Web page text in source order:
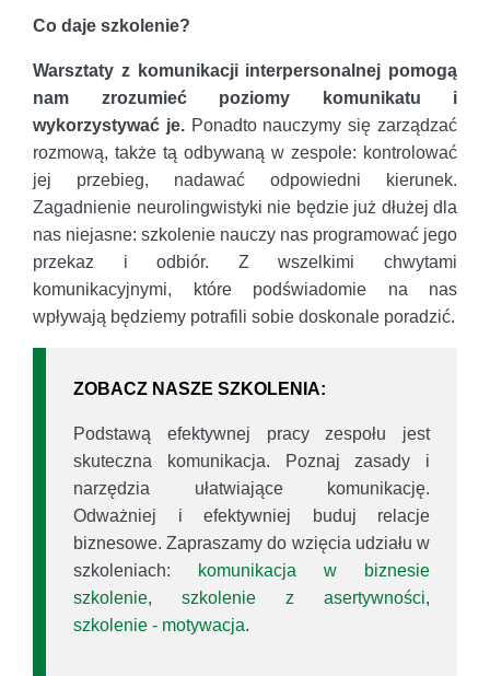
Co daje szkolenie?
Warsztaty z komunikacji interpersonalnej pomogą
nam zrozumieć poziomy komunikatu i
wykorzystywać je.Ponadto nauczymy się zarządzać
rozmową, także tą odbywaną w zespole: kontrolować
jej przebieg, nadawać odpowiedni kierunek.
Zagadnienie neurolingwistyki nie będzie już dłużej dla
nas niejasne: szkolenie nauczy nas programować jego
przekaz i odbiór. Z wszelkimi chwytami
komunikacyjnymi, które podświadomie na nas
wpływają będziemy potrafili sobie doskonale poradzić.
ZOBACZ NASZE SZKOLENIA:
Podstawą efektywnej pracy zespołu jest
skuteczna komunikacja. Poznaj zasady i
narzędzia ułatwiające komunikację.
Odważniej i efektywniej buduj relacje
biznesowe. Zapraszamy do wzięcia udziału w
szkoleniach:
komunikacja w biznesie
szkolenie, szkolenie z asertywności,
szkolenie - motywacja.